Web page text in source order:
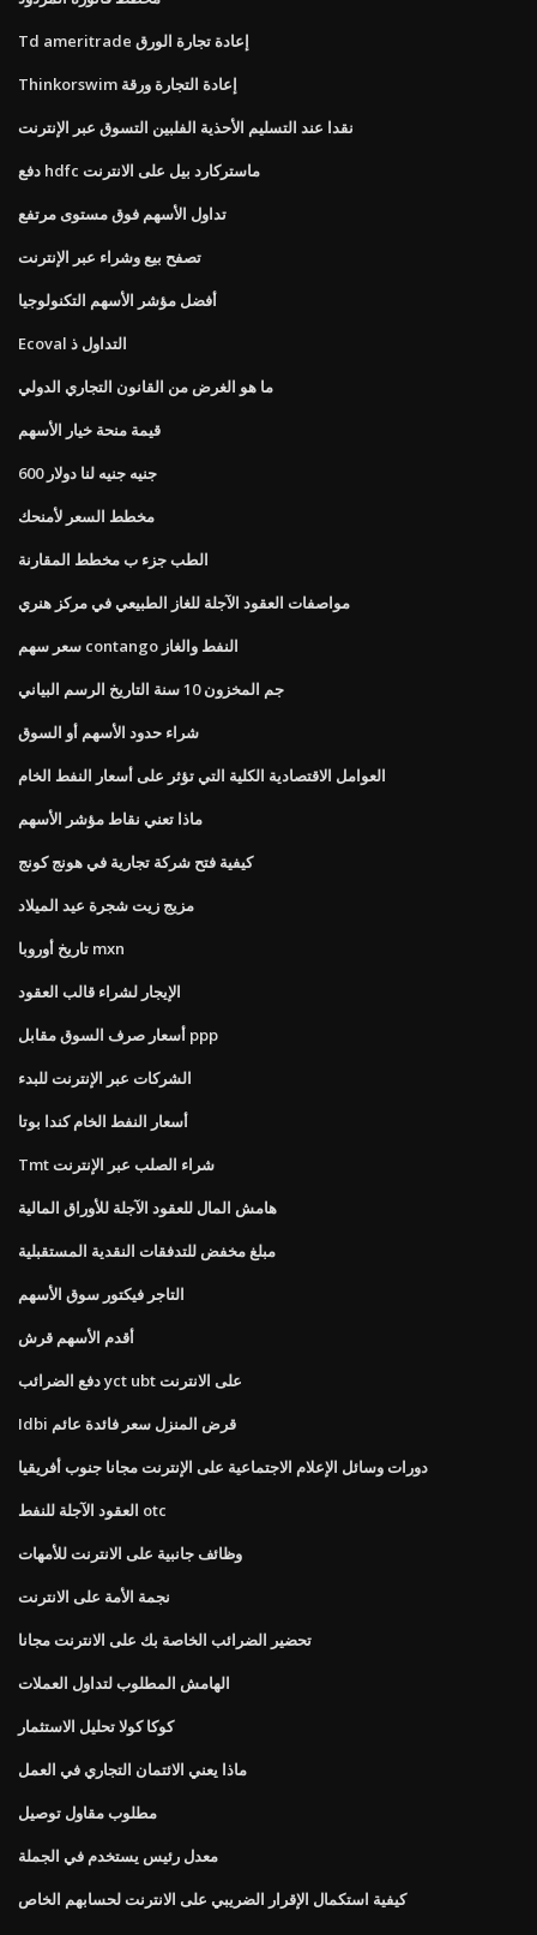
Td ameritrade إعادة تجارة الورق
Thinkorswim إعادة التجارة ورقة
نقدا عند التسليم الأحذية الفلبين التسوق عبر الإنترنت
دفع hdfc ماستركارد بيل على الانترنت
تداول الأسهم فوق مستوى مرتفع
تصفح بيع وشراء عبر الإنترنت
أفضل مؤشر الأسهم التكنولوجيا
Ecoval التداول ذ
ما هو الغرض من القانون التجاري الدولي
قيمة منحة خيار الأسهم
600 جنيه جنيه لنا دولار
مخطط السعر لأمنحك
الطب جزء ب مخطط المقارنة
مواصفات العقود الآجلة للغاز الطبيعي في مركز هنري
سعر سهم contango النفط والغاز
جم المخزون 10 سنة التاريخ الرسم البياني
شراء حدود الأسهم أو السوق
العوامل الاقتصادية الكلية التي تؤثر على أسعار النفط الخام
ماذا تعني نقاط مؤشر الأسهم
كيفية فتح شركة تجارية في هونج كونج
مزيج زيت شجرة عيد الميلاد
تاريخ أوروبا mxn
الإيجار لشراء قالب العقود
أسعار صرف السوق مقابل ppp
الشركات عبر الإنترنت للبدء
أسعار النفط الخام كندا بوتا
Tmt شراء الصلب عبر الإنترنت
هامش المال للعقود الآجلة للأوراق المالية
مبلغ مخفض للتدفقات النقدية المستقبلية
التاجر فيكتور سوق الأسهم
أقدم الأسهم قرش
دفع الضرائب yct ubt على الانترنت
Idbi قرض المنزل سعر فائدة عائم
دورات وسائل الإعلام الاجتماعية على الإنترنت مجانا جنوب أفريقيا
العقود الآجلة للنفط otc
وظائف جانبية على الانترنت للأمهات
نجمة الأمة على الانترنت
تحضير الضرائب الخاصة بك على الانترنت مجانا
الهامش المطلوب لتداول العملات
كوكا كولا تحليل الاستثمار
ماذا يعني الائتمان التجاري في العمل
مطلوب مقاول توصيل
معدل رئيس يستخدم في الجملة
كيفية استكمال الإقرار الضريبي على الانترنت لحسابهم الخاص